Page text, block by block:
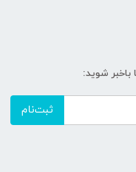
شوید:
ثبت‌نام